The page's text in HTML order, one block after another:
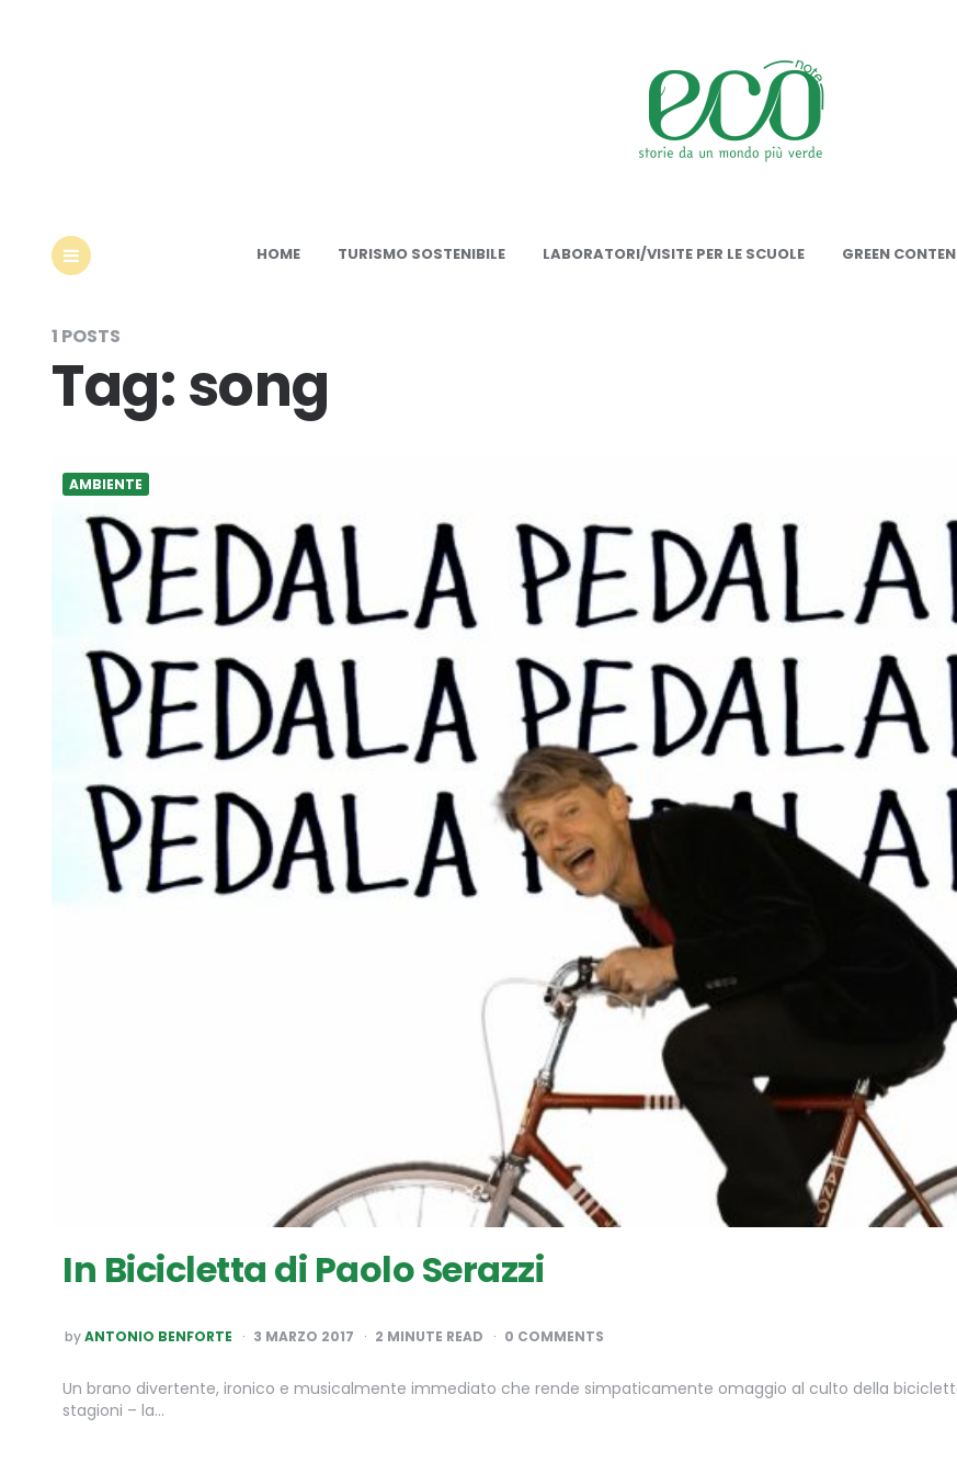
HOME TURISMO SOSTENIBILE LABORATORI/VISITE PER LE SCUOLE GREEN
1 POSTS
Tag:song
AMBIENTE
In Bicicletta di Paolo Serazzi
POSTED
BY
byANTONIO BENFORTE 3 MARZO 2017 2 MINUTE READ 0 COMMENTS
Un brano divertente, ironico e musicalmente immediato che rende simpaticamente omaggio al culto della
stagioni – la…